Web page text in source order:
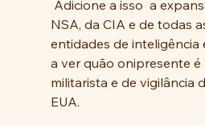
NSA, da CIA e de todas
entidades de inteligência
a ver quão onipresente é
militarista e de vigilância
EUA.